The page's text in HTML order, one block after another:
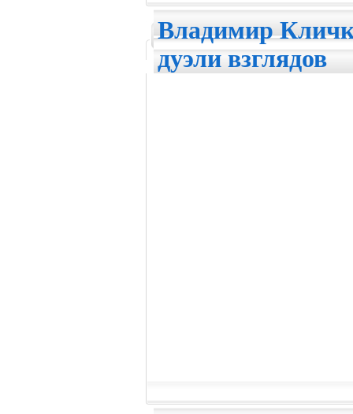
Владимир
дуэли взглядов